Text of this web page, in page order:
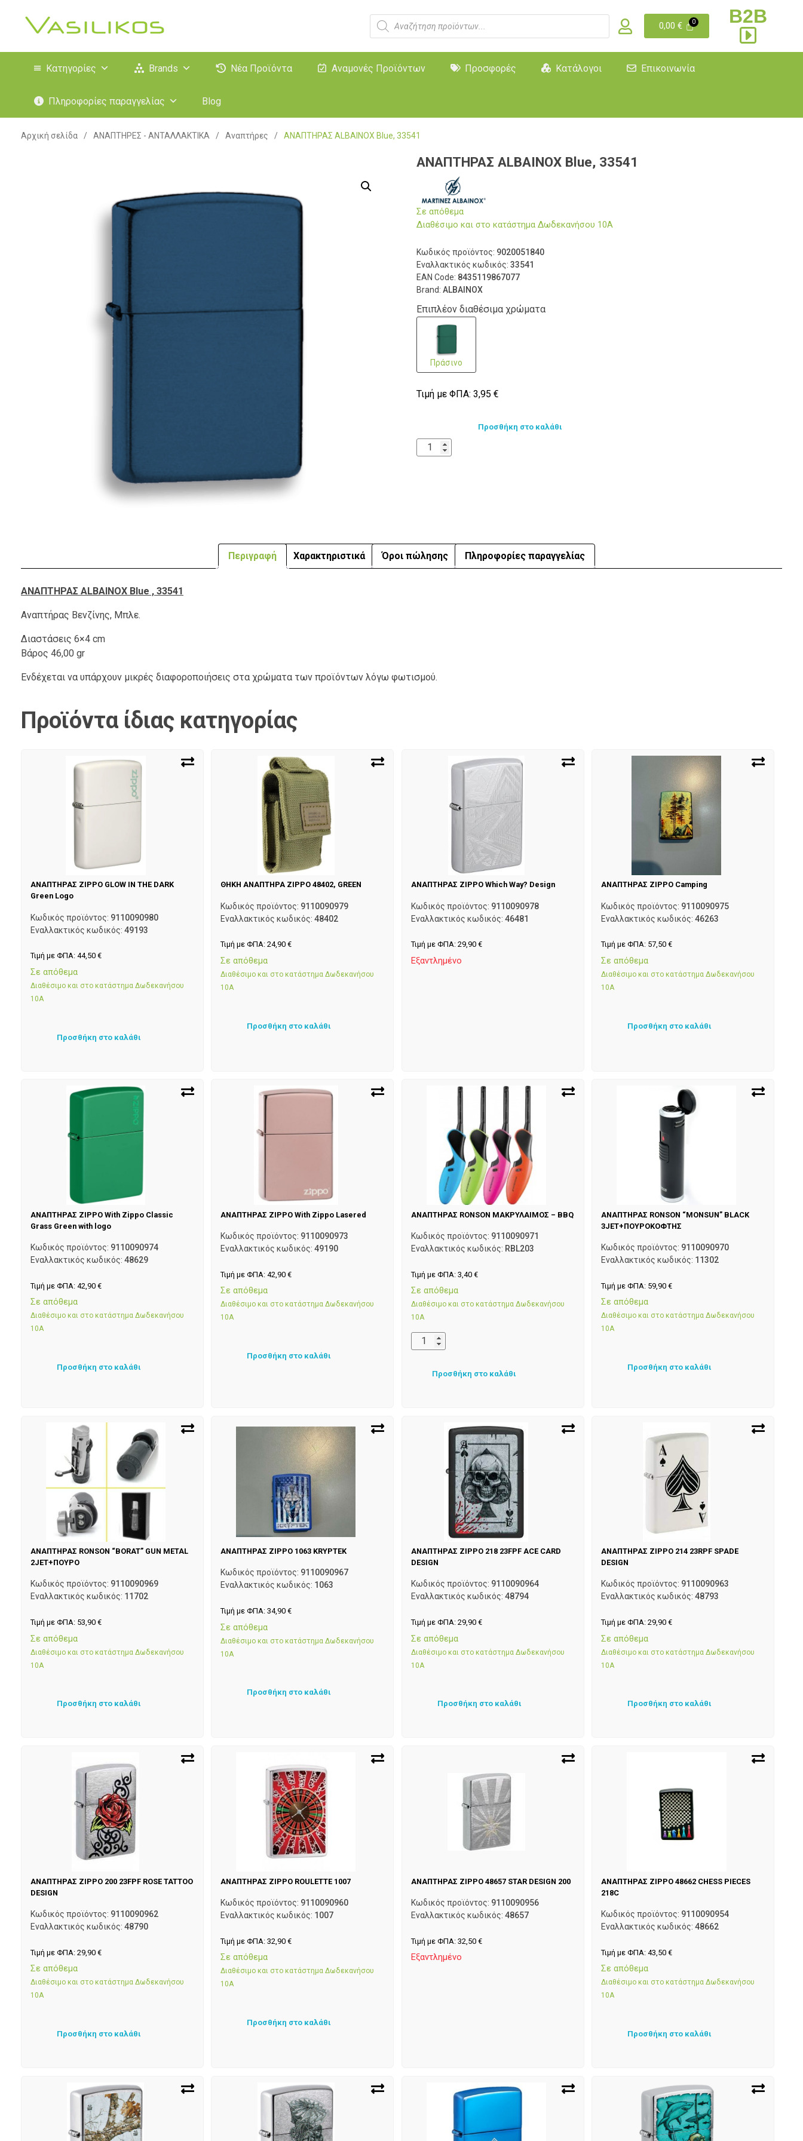
0,00€ B2B
Κατηγορίες Brands Νέα Προϊόντα Αναμονές Προϊόντων Προσφορές Κατάλογοι Επικοινωνία
Πληροφορίες παραγγελίας Blog
Αρχική σελίδα / ΑΝΑΠΤΗΡΕΣ - ΑΝΤΑΛΛΑΚΤΙΚΑ / Αναπτήρες / ΑΝΑΠΤΗΡΑΣ ALBAINOX Blue, 33541
ΑΝΑΠΤΗΡΑΣ ALBAINOX Blue, 33541
Σε απόθεμα
Διαθέσιμο και στο κατάστημα Δωδεκανήσου 10Α
Κωδικός προϊόντος: 9020051840
Εναλλακτικός κωδικός:33541
EAN Code: 8435119867077
Brand:ALBAINOX
Επιπλέον διαθέσιμα χρώματα
Πράσινο
Τιμή με ΦΠΑ:3,95€
Προσθήκη στο καλάθι
Περιγραφή Χαρακτηριστικά Όροι πώλησης Πληροφορίες παραγγελίας
ΑΝΑΠΤΗΡΑΣ ALBAINOX Blue , 33541
Αναπτήρας Βενζίνης, Μπλε.
Διαστάσεις 6×4 cm
Βάρος 46,00 gr
Ενδέχεται να υπάρχουν μικρές διαφοροποιήσεις στα χρώματα των προϊόντων λόγω φωτισμού.
Προϊόντα ίδιας κατηγορίας
ΑΝΑΠΤΗΡΑΣ ZIPPO GLOW IN THE DARK
Green Logo
Κωδικός προϊόντος: 9110090980
Εναλλακτικός κωδικός: 49193
Τιμή με ΦΠΑ: 44,50 €
Σε απόθεμα
Διαθέσιμο και στο κατάστημα Δωδεκανήσου
10Α
Προσθήκη στο καλάθι
ΘΗΚΗ ΑΝΑΠΤΗΡΑ ZIPPO 48402, GREEN
Κωδικός προϊόντος: 9110090979
Εναλλακτικός κωδικός:48402
Τιμή με ΦΠΑ:24,90€
Σε απόθεμα
Διαθέσιμο και στο κατάστημα Δωδεκανήσου
10Α
Προσθήκη στο καλάθι
ΑΝΑΠΤΗΡΑΣ ZIPPO Which Way? Design
Κωδικός προϊόντος: 9110090978
Εναλλακτικός κωδικός: 46481
Τιμή με ΦΠΑ: 29,90 €
Εξαντλημένο
ΑΝΑΠΤΗΡΑΣ ZIPPO Camping
Κωδικός προϊόντος: 9110090975
Εναλλακτικός κωδικός:46263
Τιμή με ΦΠΑ: 57,50€
Σε απόθεμα
Διαθέσιμο και στο κατάστημα Δωδεκανήσου
10Α
Προσθήκη στο καλάθι
ΑΝΑΠΤΗΡΑΣ ZIPPO With Zippo Classic
Grass Green with logo
Κωδικός προϊόντος: 9110090974
Εναλλακτικός κωδικός: 48629
Τιμή με ΦΠΑ: 42,90 €
Σε απόθεμα
Διαθέσιμο και στο κατάστημα Δωδεκανήσου
10Α
Προσθήκη στο καλάθι
ΑΝΑΠΤΗΡΑΣ ZIPPO With Zippo Lasered
Κωδικός προϊόντος: 9110090973
Εναλλακτικός κωδικός:49190
Τιμή με ΦΠΑ:42,90€
Σε απόθεμα
Διαθέσιμο και στο κατάστημα Δωδεκανήσου
10Α
Προσθήκη στο καλάθι
ΑΝΑΠΤΗΡΑΣ RONSON ΜΑΚΡΥΛΑΙΜΟΣ – BBQ
Κωδικός προϊόντος: 9110090971
Εναλλακτικός κωδικός: RBL203
Τιμή με ΦΠΑ: 3,40 €
Σε απόθεμα
Διαθέσιμο και στο κατάστημα Δωδεκανήσου
10Α
Προσθήκη στο καλάθι
ΑΝΑΠΤΗΡΑΣ RONSON “MONSUN” BLACK
3JET+ΠΟΥΡΟΚΟΦΤΗΣ
Κωδικός προϊόντος: 9110090970
Εναλλακτικός κωδικός: 11302
Τιμή με ΦΠΑ: 59,90€
Σε απόθεμα
Διαθέσιμο και στο κατάστημα Δωδεκανήσου
10Α
Προσθήκη στο καλάθι
ΑΝΑΠΤΗΡΑΣ RONSON “BORAT” GUN METAL
2JET+ΠΟΥΡΟ
Κωδικός προϊόντος: 9110090969
Εναλλακτικός κωδικός: 11702
Τιμή με ΦΠΑ: 53,90 €
Σε απόθεμα
Διαθέσιμο και στο κατάστημα Δωδεκανήσου
10Α
Προσθήκη στο καλάθι
ΑΝΑΠΤΗΡΑΣ ZIPPO 1063 KRYPTEK
Κωδικός προϊόντος: 9110090967
Εναλλακτικός κωδικός: 1063
Τιμή με ΦΠΑ:34,90€
Σε απόθεμα
Διαθέσιμο και στο κατάστημα Δωδεκανήσου
10Α
Προσθήκη στο καλάθι
ΑΝΑΠΤΗΡΑΣ ZIPPO 218 23FPF ACE CARD
DESIGN
Κωδικός προϊόντος: 9110090964
Εναλλακτικός κωδικός: 48794
Τιμή με ΦΠΑ: 29,90 €
Σε απόθεμα
Διαθέσιμο και στο κατάστημα Δωδεκανήσου
10Α
Προσθήκη στο καλάθι
ΑΝΑΠΤΗΡΑΣ ZIPPO 214 23RPF SPADE
DESIGN
Κωδικός προϊόντος: 9110090963
Εναλλακτικός κωδικός:48793
Τιμή με ΦΠΑ:29,90€
Σε απόθεμα
Διαθέσιμο και στο κατάστημα Δωδεκανήσου
10Α
Προσθήκη στο καλάθι
ΑΝΑΠΤΗΡΑΣ ZIPPO 200 23FPF ROSE TATTOO
DESIGN
Κωδικός προϊόντος: 9110090962
Εναλλακτικός κωδικός: 48790
Τιμή με ΦΠΑ: 29,90 €
Σε απόθεμα
Διαθέσιμο και στο κατάστημα Δωδεκανήσου
10Α
Προσθήκη στο καλάθι
ΑΝΑΠΤΗΡΑΣ ZIPPO ROULETTE 1007
Κωδικός προϊόντος: 9110090960
Εναλλακτικός κωδικός: 1007
Τιμή με ΦΠΑ:32,90€
Σε απόθεμα
Διαθέσιμο και στο κατάστημα Δωδεκανήσου
10Α
Προσθήκη στο καλάθι
ΑΝΑΠΤΗΡΑΣ ZIPPO 48657 STAR DESIGN 200
Κωδικός προϊόντος: 9110090956
Εναλλακτικός κωδικός: 48657
Τιμή με ΦΠΑ: 32,50 €
Εξαντλημένο
ΑΝΑΠΤΗΡΑΣ ZIPPO 48662 CHESS PIECES
218C
Κωδικός προϊόντος: 9110090954
Εναλλακτικός κωδικός:48662
Τιμή με ΦΠΑ:43,50€
Σε απόθεμα
Διαθέσιμο και στο κατάστημα Δωδεκανήσου
10Α
Προσθήκη στο καλάθι